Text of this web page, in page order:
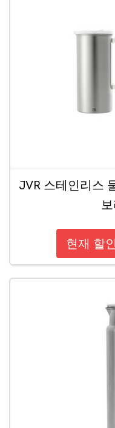
JVR 스테인리스
현재 할